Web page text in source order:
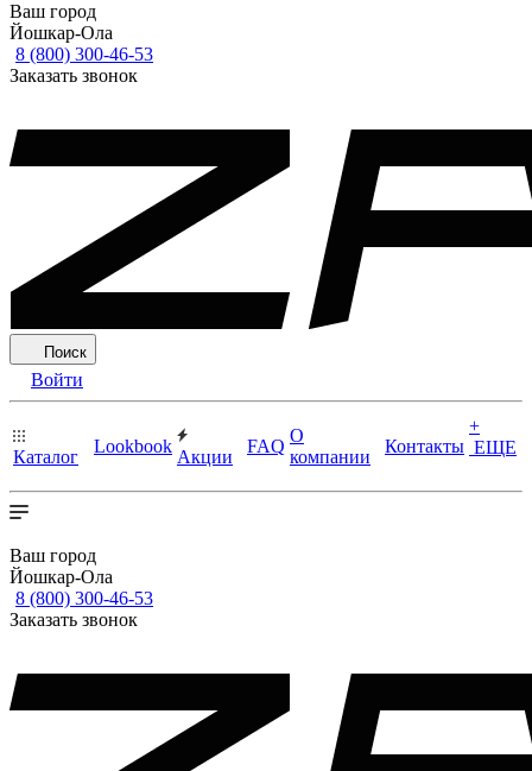
Ваш город
Йошкар-Ола
8 (800) 300-46-53
Заказать звонок
Поиск
Войти
Каталог
Lookbook
Акции
FAQ
О
компании
Контакты
+
ЕЩЕ
Ваш город
Йошкар-Ола
8 (800) 300-46-53
Заказать звонок